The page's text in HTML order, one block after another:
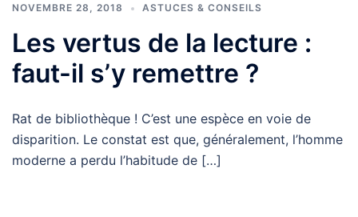
NOVEMBRE 28, 2018 ASTUCES & CONSEILS
Les vertus de la lecture :
faut-il s’y remettre ?
Rat de bibliothèque ! C’est une espèce en voie de
disparition. Le constat est que, généralement, l’homme
moderne a perdu l’habitude de […]